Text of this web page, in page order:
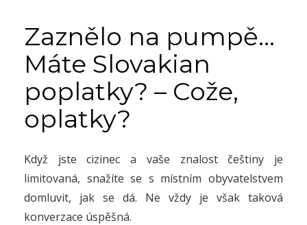
Zaznělo na pumpě…
Máte Slovakian
poplatky? – Cože,
oplatky?
Když jste cizinec a vaše znalost češtiny je
limitovaná, snažíte se s místním obyvatelstvem
domluvit, jak se dá. Ne vždy je však taková
konverzace úspěšná.